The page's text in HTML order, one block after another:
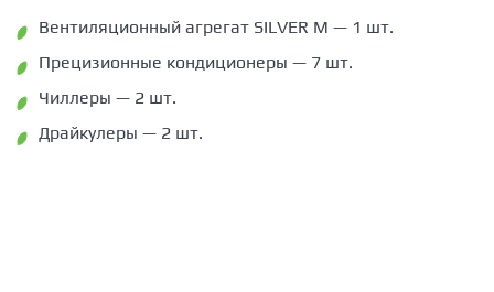
Вентиляционный агрегат SILVER M — 1 шт.
Прецизионные кондиционеры — 7 шт.
Чиллеры — 2 шт.
Драйкулеры — 2 шт.